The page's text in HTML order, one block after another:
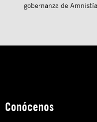
gobernanza de
Conócenos